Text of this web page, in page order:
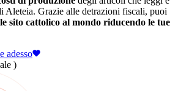
Aleteia. Grazie alle detrazioni fiscali, puoi
sito cattolico al mondo riducendo le tue
adesso
)